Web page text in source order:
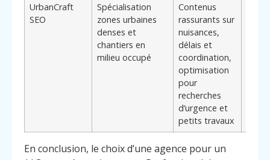
UrbanCraft
SEO
Spécialisation
zones urbaines
denses et
chantiers en
milieu occupé
Contenus
rassurants sur
nuisances,
délais et
coordination,
optimisation
pour
recherches
d’urgence et
petits travaux
En conclusion, le choix d’une agence pour un